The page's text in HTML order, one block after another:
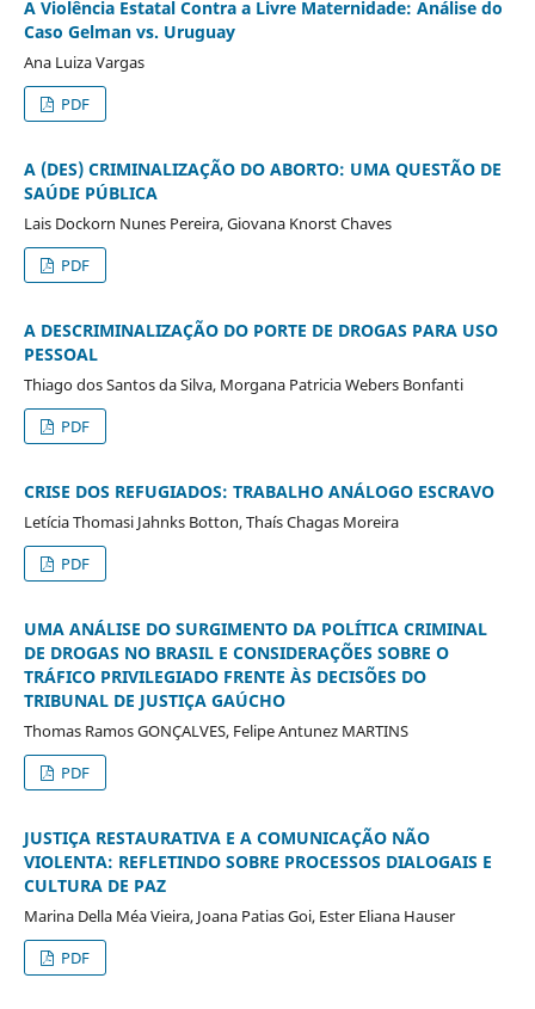
A Violência Estatal Contra a Livre Maternidade: Análise do
Caso Gelman vs. Uruguay
Ana Luiza Vargas
PDF
A (DES) CRIMINALIZAÇÃO DO ABORTO: UMA QUESTÃO DE
SAÚDE PÚBLICA
Lais Dockorn Nunes Pereira, Giovana Knorst Chaves
PDF
A DESCRIMINALIZAÇÃO DO PORTE DE DROGAS PARA USO
PESSOAL
Thiago dos Santos da Silva, Morgana Patricia Webers Bonfanti
PDF
CRISE DOS REFUGIADOS: TRABALHO ANÁLOGO ESCRAVO
Letícia Thomasi Jahnks Botton, Thaís Chagas Moreira
PDF
UMA ANÁLISE DO SURGIMENTO DA POLÍTICA CRIMINAL
DE DROGAS NO BRASIL E CONSIDERAÇÕES SOBRE O
TRÁFICO PRIVILEGIADO FRENTE ÀS DECISÕES DO
TRIBUNAL DE JUSTIÇA GAÚCHO
Thomas Ramos GONÇALVES, Felipe Antunez MARTINS
PDF
JUSTIÇA RESTAURATIVA E A COMUNICAÇÃO NÃO
VIOLENTA: REFLETINDO SOBRE PROCESSOS DIALOGAIS E
CULTURA DE PAZ
Marina Della Méa Vieira, Joana Patias Goi, Ester Eliana Hauser
PDF